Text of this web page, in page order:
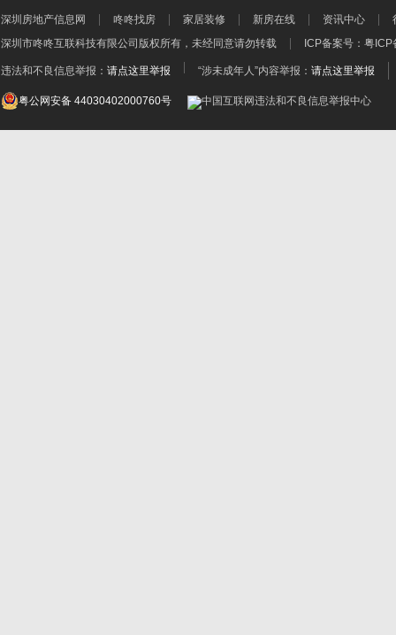
深圳房地产信息网 咚咚找房 家居装修 新房在线 资讯中心
深圳市咚咚互联科技有限公司 版权所有，未经同意请勿转载 ICP备案号： 粤ICP
违法和不良信息举报： 请点这里举报 “涉未成年人”内容举报： 请点这里举报
粤公网安备 44030402000760号